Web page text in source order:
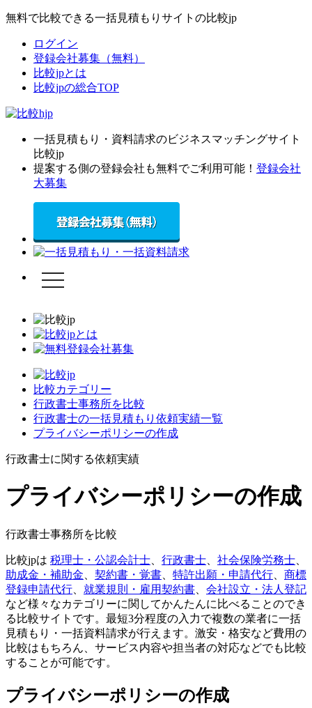
無料で比較できる一括見積もりサイトの比較jp
ログイン
登録会社募集（無料）
比較jpとは
比較jpの総合TOP
一括見積もり・資料請求のビジネスマッチングサイト
比較jp
提案する側の登録会社も無料でご利用可能！ 登録会社
大募集
toggle
navigation
比較カテゴリー
行政書士事務所を比較
行政書士の一括見積もり依頼実績一覧
プライバシーポリシーの作成
行政書士に関する依頼実績
プライバシーポリシーの作成
行政書士事務所を比較
比較jpは 税理士・公認会計士 行政書士 社会保険労務士
助成金・補助金
契約書・覚書 特許出願・申請代行
商標
登録申請代行
就業規則・雇用契約書
会社設立・法人登記
など様々なカテゴリーに関してかんたんに比べることのでき
る比較サイトです。最短3分程度の入力で複数の業者に一括
見積もり・一括資料請求が行えます。激安・格安など費用の
比較はもちろん、サービス内容や担当者の対応などでも比較
することが可能です。
プライバシーポリシーの作成